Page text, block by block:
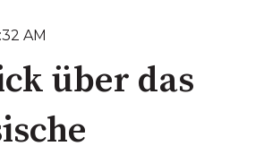
AM
über das